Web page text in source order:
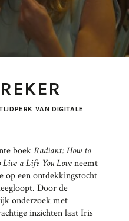
VAN DIGITALE
boekRadiant: How to
a Life You Loveneemt
op een ontdekkingstocht
Door de
onderzoek met
inzichten laat Iris